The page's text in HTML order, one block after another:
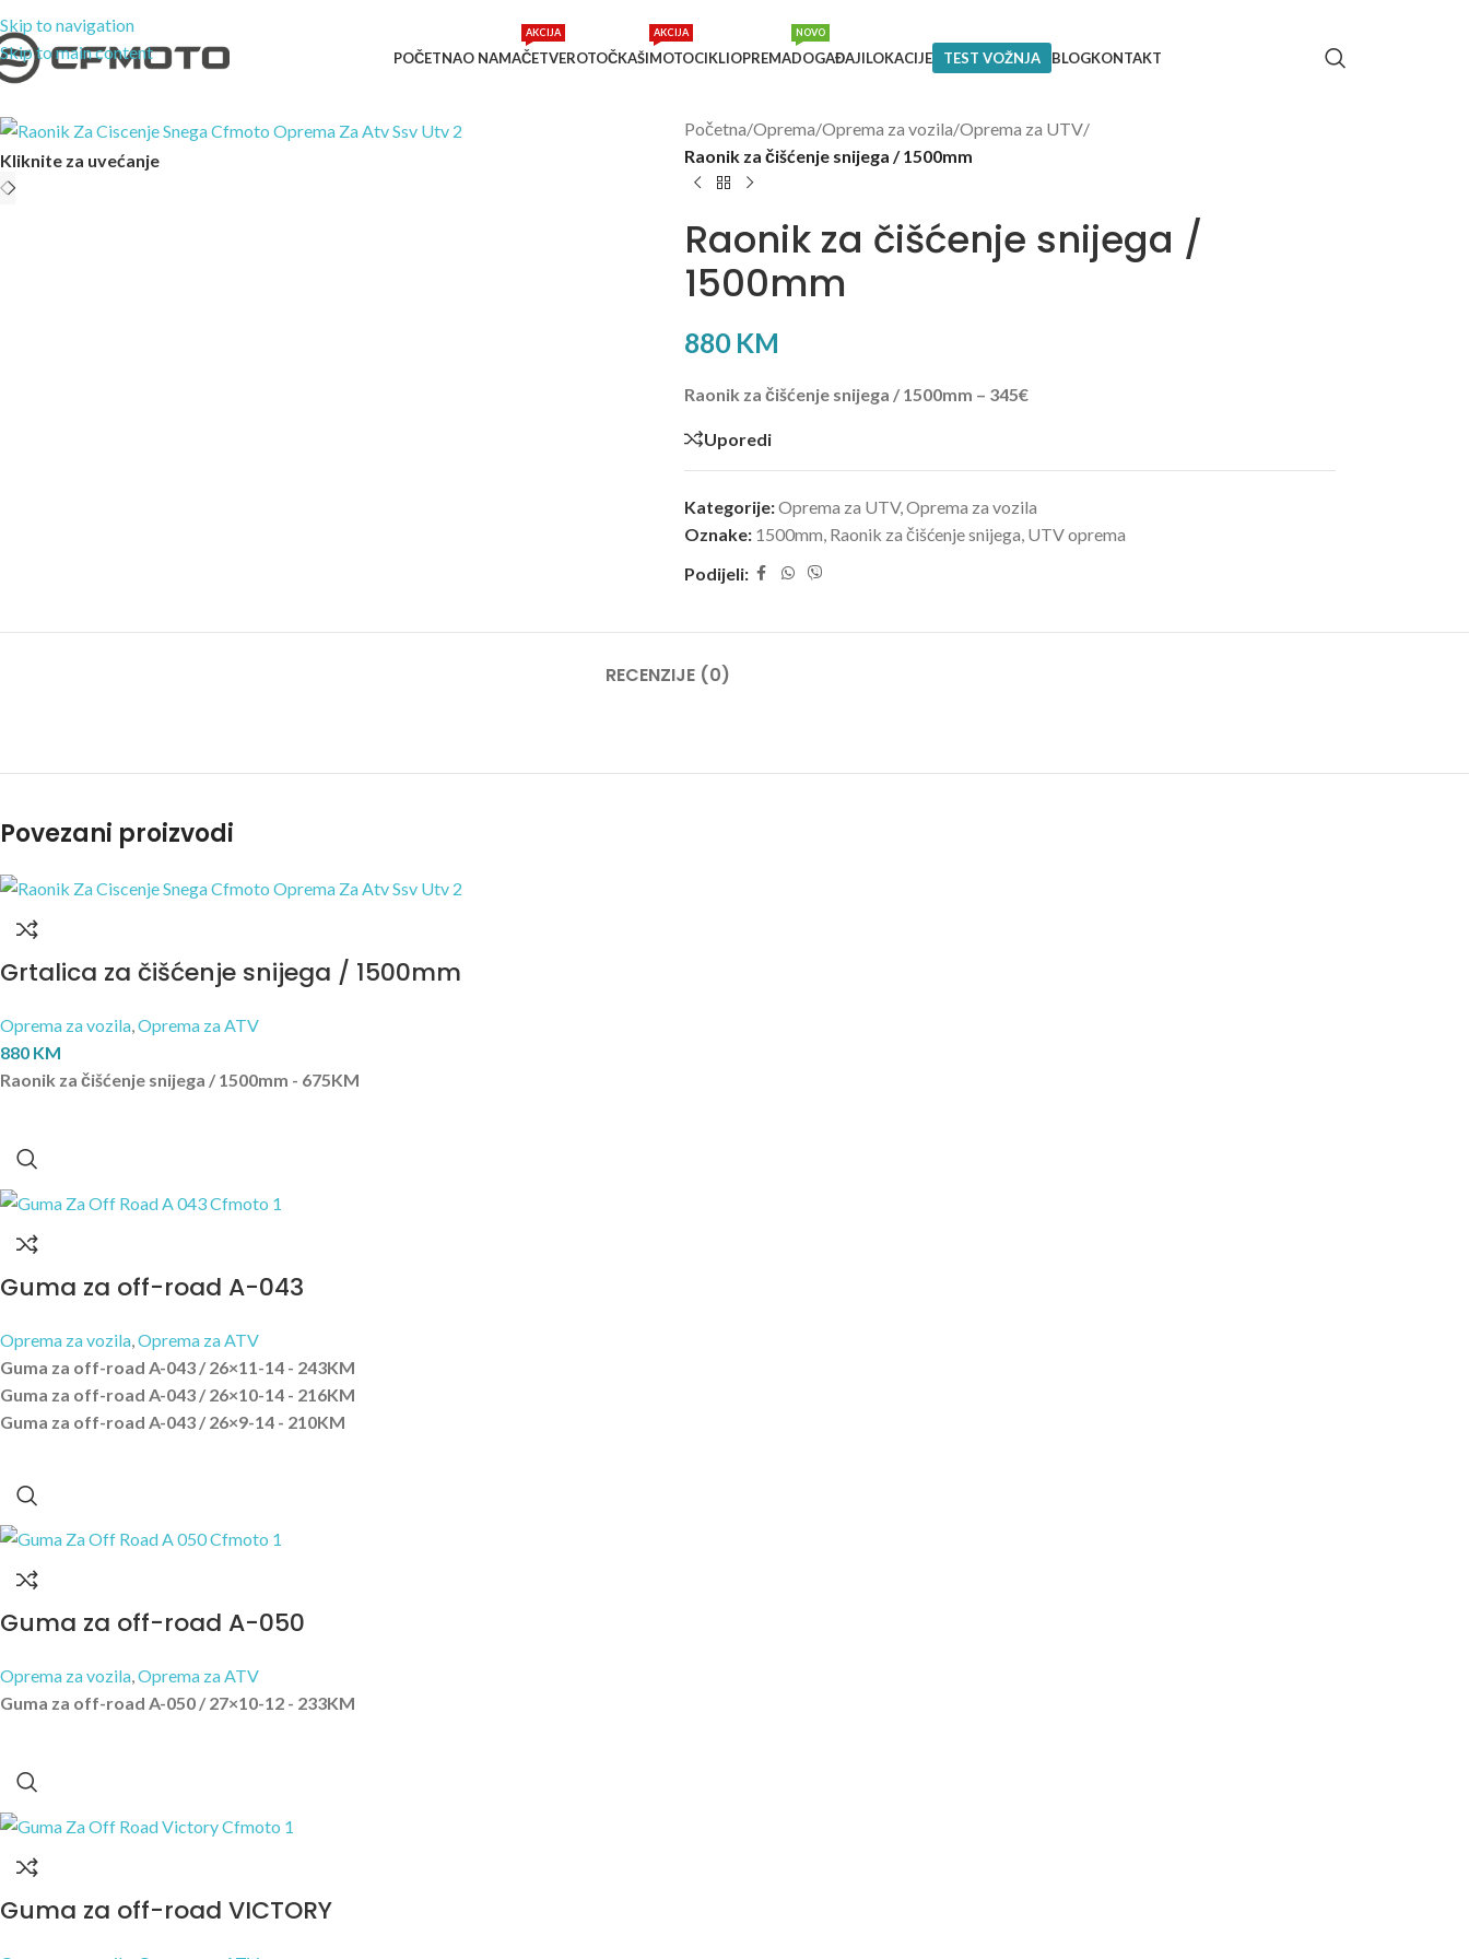
Skip to navigation
Skip to main content
POČETNAO NAMAČETVEROTOČKAŠI
AKCIJA
MOTOCIKLI
AKCIJA
OPREMADOGAĐAJI
NOVO
LOKACIJE TEST VOŽNJA BLOGKONTAKT
Kliknite za uvećanje
Početna/Oprema/Oprema za vozila/Oprema za UTV/
Raonik za čišćenje snijega / 1500mm
Raonik za čišćenje snijega /
1500mm
880 KM
Raonik za čišćenje snijega / 1500mm – 345€
Uporedi
Kategorije:Oprema za UTV,Oprema za vozila
Oznake: 1500mm, Raonik za čišćenje snijega, UTV oprema
Podijeli:
RECENZIJE (0)
Povezani proizvodi
Grtalica za čišćenje snijega / 1500mm
Oprema za vozila,Oprema za ATV
880 KM
Raonik za čišćenje snijega / 1500mm - 675KM
Guma za off-road A-043
Oprema za vozila,Oprema za ATV
Guma za off-road A-043 / 26×11-14 - 243KM
Guma za off-road A-043 / 26×10-14 - 216KM
Guma za off-road A-043 / 26×9-14 - 210KM
Guma za off-road A-050
Oprema za vozila,Oprema za ATV
Guma za off-road A-050 / 27×10-12 - 233KM
Guma za off-road VICTORY